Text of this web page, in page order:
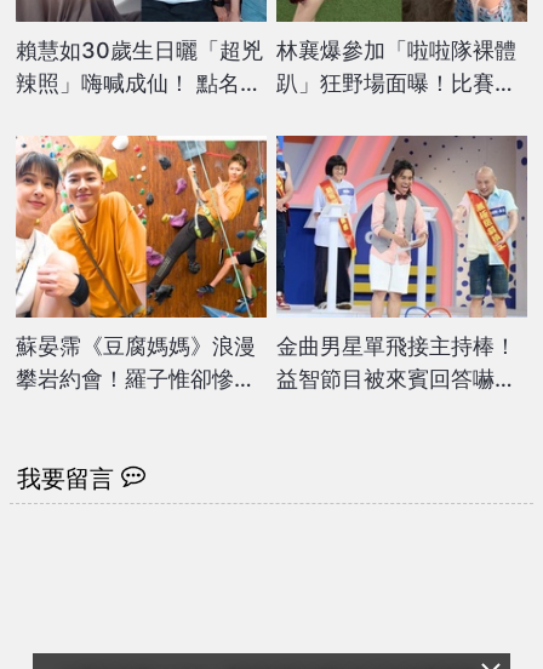
賴慧如30歲生日曬「超兇
辣照」嗨喊成仙！ 點名老
林襄爆參加「啦啦隊裸體
趴」狂野場面曝！比賽中
光嚇傻
蘇晏霈《豆腐媽媽》浪漫
攀岩約會！羅子惟卻慘遭
金曲男星單飛接主持棒！
益智節目被來賓回答嚇
我要留言